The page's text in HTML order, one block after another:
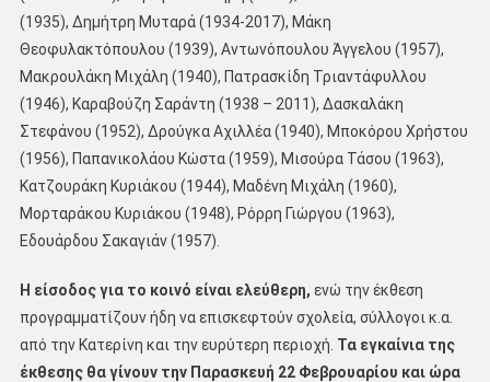
(1935), Δημήτρη Μυταρά (1934-2017), Μάκη
Θεοφυλακτόπουλου (1939), Αντωνόπουλου Άγγελου (1957),
Μακρουλάκη Μιχάλη (1940), Πατρασκίδη Τριαντάφυλλου
(1946), Καραβούζη Σαράντη (1938 – 2011), Δασκαλάκη
Στεφάνου (1952), Δρούγκα Αχιλλέα (1940), Μποκόρου Χρήστου
(1956), Παπανικολάου Κώστα (1959), Μισούρα Τάσου (1963),
Κατζουράκη Κυριάκου (1944), Μαδένη Μιχάλη (1960),
Μορταράκου Κυριάκου (1948), Ρόρρη Γιώργου (1963),
Εδουάρδου Σακαγιάν (1957).
Η είσοδος για το κοινό είναι ελεύθερη, ενώ την έκθεση
προγραμματίζουν ήδη να επισκεφτούν σχολεία, σύλλογοι κ.α.
από την Κατερίνη και την ευρύτερη περιοχή. Τα εγκαίνια της
έκθεσης θα γίνουν την Παρασκευή 22 Φεβρουαρίου και ώρα